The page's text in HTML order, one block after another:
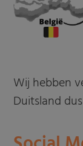
Wij hebben
Duitsland